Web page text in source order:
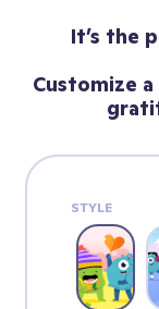
It’s the
Customize
STYLE